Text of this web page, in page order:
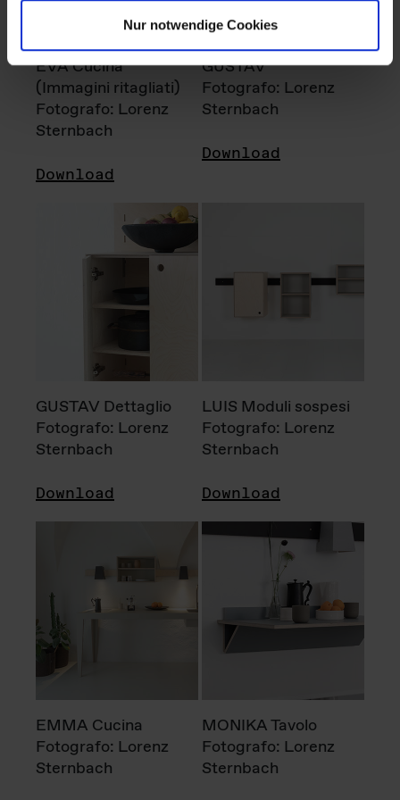
Nur notwendige Cookies
EVA Cucina
(Immagini ritagliati)
Fotografo: Lorenz
Sternbach
Download
GUSTAV
Fotografo: Lorenz
Sternbach
Download
GUSTAV Dettaglio
Fotografo: Lorenz
Sternbach
Download
LUIS Moduli sospesi
Fotografo: Lorenz
Sternbach
Download
EMMA Cucina
Fotografo: Lorenz
Sternbach
MONIKA Tavolo
Fotografo: Lorenz
Sternbach